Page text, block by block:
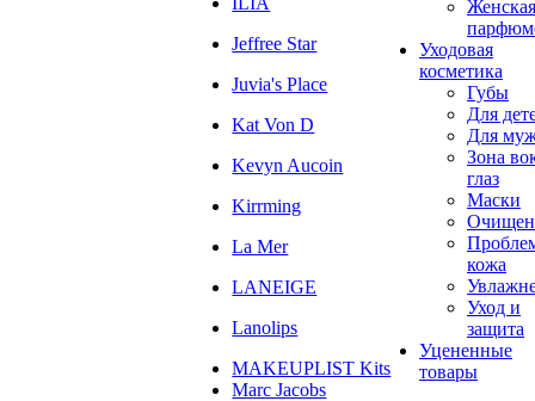
Jeffree Star
Juvia's Place
Kat Von D
Kevyn Aucoin
Kirrming
La Mer
LANEIGE
Lanolips
MAKEUPLIST Kits
Marc Jacobs
Женская
Уходовая
косметика
Губы
Для
Для
Зона
глаз
Маски
кожа
Уход и
защита
Уцененные
товары